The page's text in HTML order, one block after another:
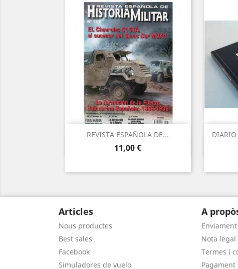
REVISTA ESPAÑOLA DE...
Preu
11,00 €
Vista ràpida
DIARIO
Articles
Nous productes
Best sales
Facebook
Simuladores de vuelo
A
Enviament
Nota
Termes i